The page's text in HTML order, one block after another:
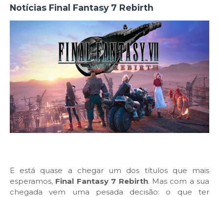
Notícias Final Fantasy 7 Rebirth
E está quase a chegar um dos títulos que mais
esperamos, Final Fantasy 7 Rebirth. Mas com a sua
chegada vem uma pesada decisão: o que ter